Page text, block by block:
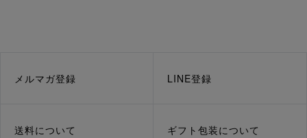
メルマガ登録 LINE登録
送料について ギフト包装について